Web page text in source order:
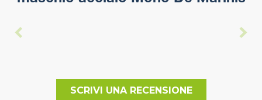
SCRIVI UNA RECENSIONE